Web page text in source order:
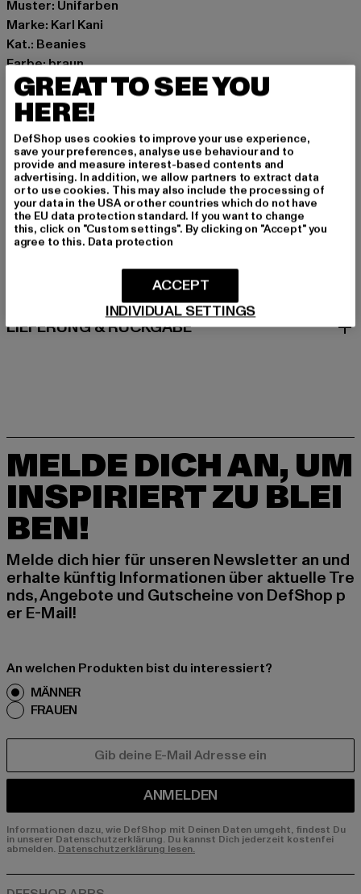
Muster: Unifarben
Marke: Karl Kani
Kat.: Beanies
Farbe: braun
Hersteller Farbe: taupe
Materialzusammensetzung: 100% Polyacryl
Art.Nr: 7020289-00782
Hersteller: Urban Styles Agency GmbH & Co. KG |
agentur@urbanstylesagency.com
Schanzenstraße 41 | 51063 Köln | DE
GRÖSSE & PASSFORM
LIEFERUNG & RÜCKGABE
MELDE DICH AN, UM
INSPIRIERT ZU BLEI
BEN!
Melde dich hier für unseren Newsletter an und
erhalte künftig Informationen über aktuelle Tre
nds, Angebote und Gutscheine von DefShop p
er E-Mail!
An welchen Produkten bist du interessiert?
MÄNNER
FRAUEN
ANMELDEN
Informationen dazu, wie DefShop mit Deinen Daten umgeht, findest Du
in unserer Datenschutzerklärung. Du kannst Dich jederzeit kostenfei
abmelden. Datenschutzerklärung lesen.
GREAT TO SEE YOU
HERE!
DefShop uses cookies to improve your use experience,
save your preferences, analyse use behaviour and to
provide and measure interest-based contents and
advertising. In addition, we allow partners to extract data
or to use cookies. This may also include the processing of
your data in the USA or other countries which do not have
the EU data protection standard. If you want to change
this, click on "Custom settings". By clicking on "Accept" you
agree to this. Data protection
INDIVIDUAL SETTINGS
ACCEPT